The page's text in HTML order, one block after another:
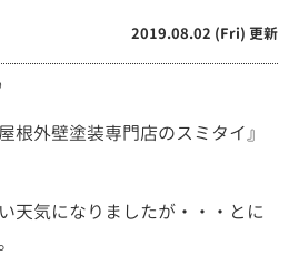
2019.08.02 (Fri) 更新
根外壁塗装専門店のスミタイ』
天気になりましたが・・・とに